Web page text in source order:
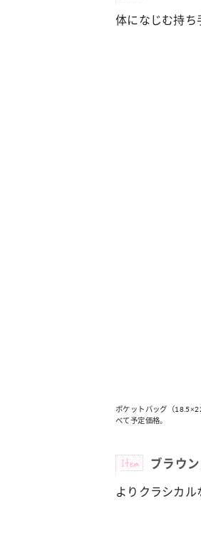
体になじむ持ち
ポケットバッグ（
べて予定価格。
Item ブラウ
よりクラシカ